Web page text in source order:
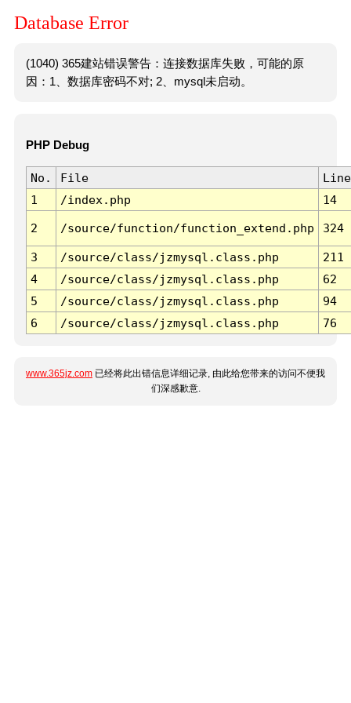
Database Error
(1040) 365建站错误警告：连接数据库失败，可能的原
因：1、数据库密码不对; 2、mysql未启动。
PHP Debug
No. File
Line
1
/index.php 14
2 /source/function/function_extend.php 324
3 /source/class/jzmysql.class.php
211
4
/source/class/jzmysql.class.php
62
5
/source/class/jzmysql.class.php
94
6
/source/class/jzmysql.class.php 76
www.365jz.com 已经将此出错信息详细记录, 由此给您带来的访问不便我
们深感歉意.